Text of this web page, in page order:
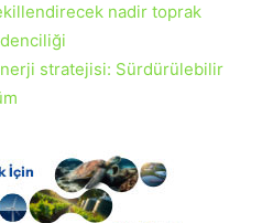
nadir toprak
stratejisi: Sürdürülebilir